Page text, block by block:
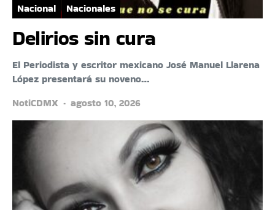
Nacional Nacionales
Delirios sin cura
El Periodista y escritor mexicano José Manuel Llarena
López presentará su noveno…
NotiCDMX
agosto 10, 2026